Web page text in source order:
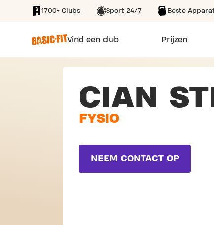
SKIP TO MAIN CONTENT
1700+ Clubs Sport 24/7 Beste
Vind een club Prijzen
CIAN
FYSIO
NEEM CONTACT OP